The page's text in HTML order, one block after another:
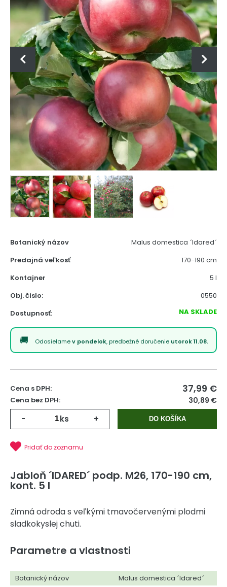
Botanický názov
Malus domestica ´Idared´
Predajná veľkosť
170-190 cm
Kontajner
5 l
Obj. čislo:
0550
Dostupnosť:
NA SKLADE
Odosielamev pondelok, predbežné doručenie utorok 11.08.
Cena s DPH: 37,99 €
Cena bez DPH: 30,89 €
- ks + DO KOŠÍKA
Pridať do zoznamu
Jabloň ´IDARED´ podp. M26, 170-190 cm,
kont. 5 l
Zimná odroda s veľkými tmavočervenými plodmi
sladkokyslej chuti.
Parametre a vlastnosti
Botanický názov Malus domestica ´Idared´